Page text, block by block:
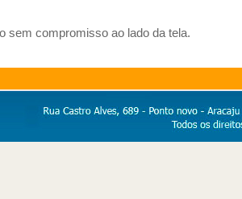
sem compromisso ao lado da tela.